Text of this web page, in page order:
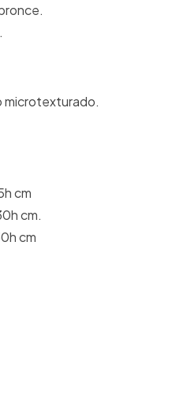
microtexturado.
cm
cm.
cm